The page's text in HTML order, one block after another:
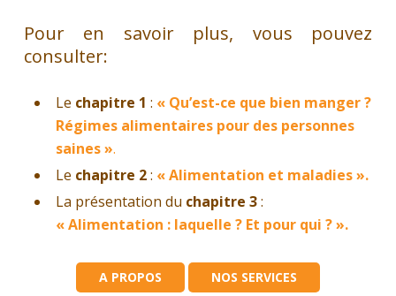
Pour en savoir plus, vous pouvez
consulter:
Le chapitre 1 : « Qu’est-ce que bien manger ?
Régimes alimentaires pour des personnes
saines ».
Le chapitre 2: « Alimentation et maladies ».
La présentation du chapitre 3:
« Alimentation : laquelle ? Et pour qui ? ».
A PROPOS NOS SERVICES